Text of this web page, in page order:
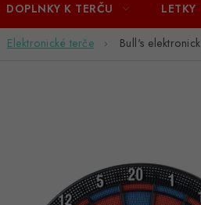
DOPLNKY K TERČU LETKY
Elektronické terče Bull's